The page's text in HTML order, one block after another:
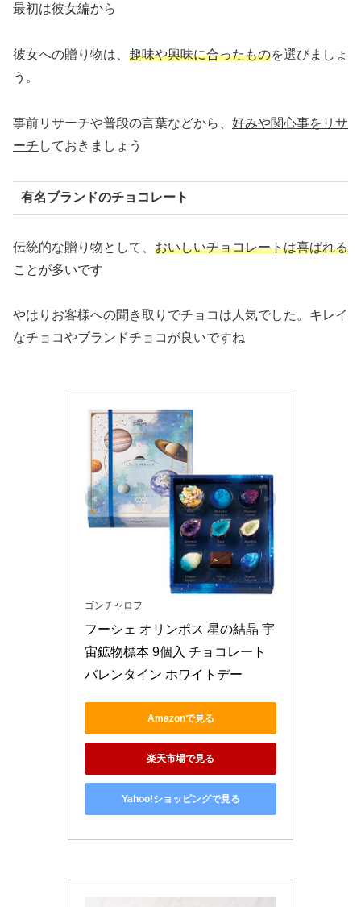
最初は彼女編から
彼女への贈り物は、 趣味や興味に合ったものを選びましょ
う。
事前リサーチや普段の言葉などから、 好みや関心事をリサ
ーチ しておきましょう
有名ブランドのチョコレート
伝統的な贈り物として、 おいしいチョコレートは喜ばれる
ことが多いです
やはりお客様への聞き取りでチョコは人気でした。キレイ
なチョコやブランドチョコが良いですね
ゴンチャロフ
フーシェ オリンポス 星の結晶 宇
宙鉱物標本 9個入 チョコレート
バレンタイン ホワイトデー
Amazonで見る
楽天市場で見る
Yahoo!ショッピングで見る